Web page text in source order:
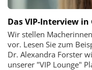
Das VIP-Interview in
Wir stellen
vor. Lesen Sie zum
Dr. Alexandra Forster
unserer "VIP Lounge"